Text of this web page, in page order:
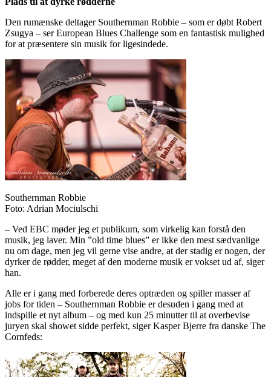
Den rumænske deltager Southernman Robbie – som er døbt Robert
Zsugya – ser European Blues Challenge som en fantastisk mulighed
for at præsentere sin musik for ligesindede.
Southernman Robbie
Foto: Adrian Mociulschi
– Ved EBC møder jeg et publikum, som virkelig kan forstå den
musik, jeg laver. Min ”old time blues” er ikke den mest sædvanlige
nu om dage, men jeg vil gerne vise andre, at der stadig er nogen, der
dyrker de rødder, meget af den moderne musik er vokset ud af, siger
han.
Alle er i gang med forberede deres optræden og spiller masser af
jobs for tiden – Southernman Robbie er desuden i gang med at
indspille et nyt album – og med kun 25 minutter til at overbevise
juryen skal showet sidde perfekt, siger Kasper Bjerre fra danske The
Cornfeds: